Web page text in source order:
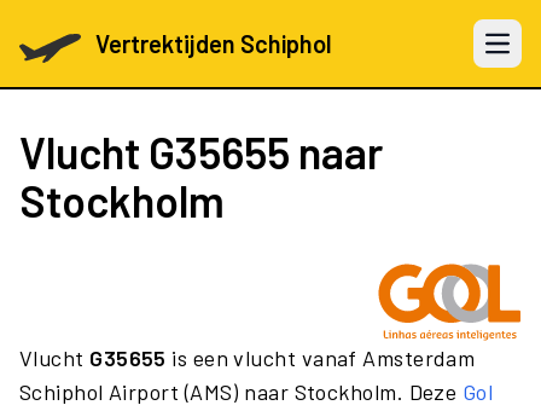
Vertrektijden Schiphol Open
Vlucht G35655 naar
Stockholm
Vlucht G35655 is een vlucht vanaf Amsterdam
Schiphol Airport (AMS) naar Stockholm. Deze Gol